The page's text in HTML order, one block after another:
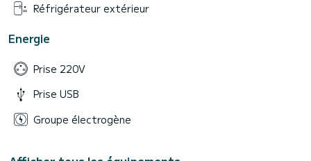
Réfrigérateur extérieur
Energie
Prise 220V
Prise USB
Groupe électrogène